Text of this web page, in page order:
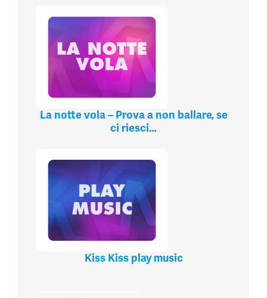
La notte vola – Prova a non ballare, se
ci riesci…
Kiss Kiss play music